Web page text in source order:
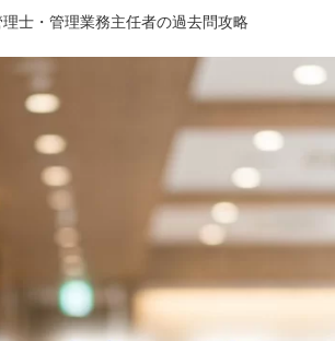
士・管理業務主任者の過去問攻略